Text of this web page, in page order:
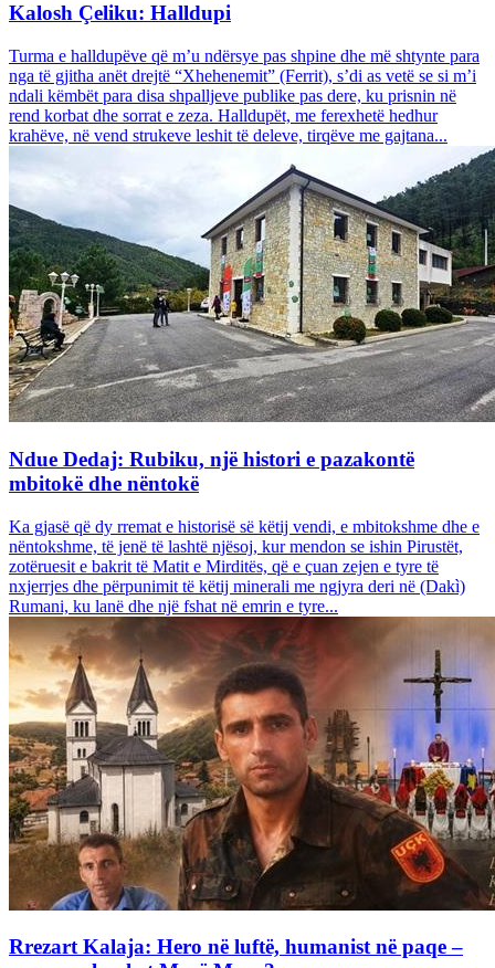
Kalosh Çeliku: Halldupi
Turma e halldupëve që m’u ndërsye pas shpine dhe më shtynte para
nga të gjitha anët drejtë “Xhehenemit” (Ferrit), s’di as vetë se si m’i
ndali këmbët para disa shpalljeve publike pas dere, ku prisnin në
rend korbat dhe sorrat e zeza. Halldupët, me ferexhetë hedhur
krahëve, në vend strukeve leshit të deleve, tirqëve me gajtana...
Ndue Dedaj: Rubiku, një histori e pazakontë
mbitokë dhe nëntokë
Ka gjasë që dy rremat e historisë së këtij vendi, e mbitokshme dhe e
nëntokshme, të jenë të lashtë njësoj, kur mendon se ishin Pirustët,
zotëruesit e bakrit të Matit e Mirditës, që e çuan zejen e tyre të
nxjerrjes dhe përpunimit të këtij minerali me ngjyra deri në (Dakì)
Rumani, ku lanë dhe një fshat në emrin e tyre...
Rrezart Kalaja: Hero në luftë, humanist në paqe –